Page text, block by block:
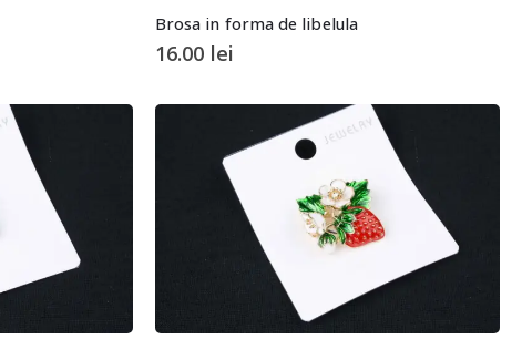
Brosa in forma de libelula
16.00 lei